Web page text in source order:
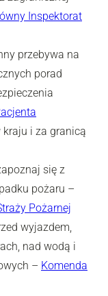
Inspektorat
przebywa na
porad
i za granicą
się z
pożaru –
Pożarnej
wyjazdem,
nad wodą i
– Komenda